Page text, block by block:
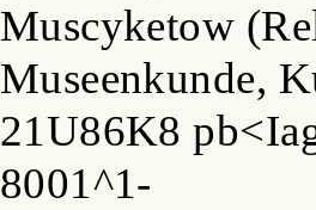
Muscyketow
Museenkunde,
21U86K8
8001^1-